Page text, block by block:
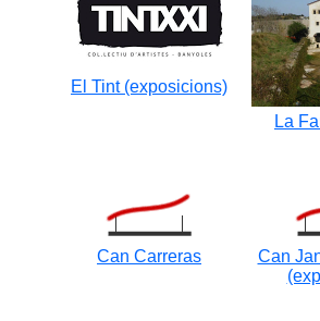
El Tint (exposicions)
La
Can Carreras
Can